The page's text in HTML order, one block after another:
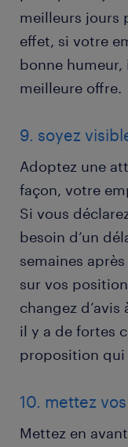
meilleurs jours
effet, si votre
bonne humeur,
meilleure offre.
9. soyez
Adoptez une
façon, votre
Si vous
besoin d’un
semaines
sur vos
changez
il y a de fortes
proposition qui
10. mettez
Mettez en